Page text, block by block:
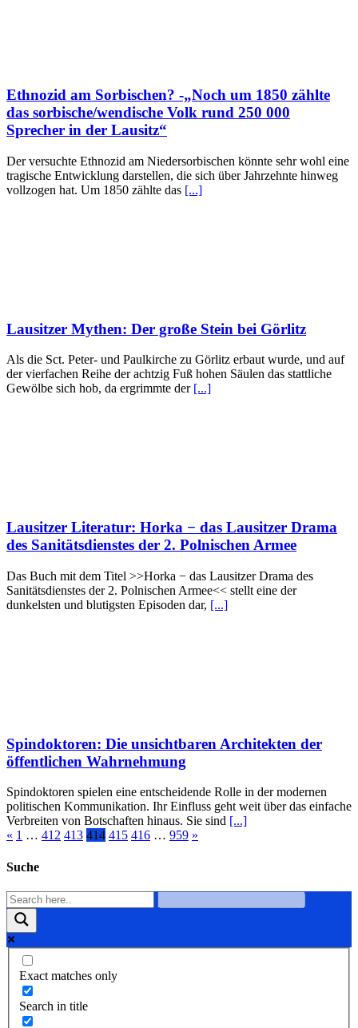
Ethnozid am Sorbischen? -„Noch um 1850 zählte
das sorbische/wendische Volk rund 250 000
Sprecher in der Lausitz“
Der versuchte Ethnozid am Niedersorbischen könnte sehr wohl eine
tragische Entwicklung darstellen, die sich über Jahrzehnte hinweg
vollzogen hat. Um 1850 zählte das [...]
Lausitzer Mythen: Der große Stein bei Görlitz
Als die Sct. Peter- und Paulkirche zu Görlitz erbaut wurde, und auf
der vierfachen Reihe der achtzig Fuß hohen Säulen das stattliche
Gewölbe sich hob, da ergrimmte der [...]
Lausitzer Literatur: Horka − das Lausitzer Drama
des Sanitätsdienstes der 2. Polnischen Armee
Das Buch mit dem Titel >>Horka − das Lausitzer Drama des
Sanitätsdienstes der 2. Polnischen Armee<< stellt eine der
dunkelsten und blutigsten Episoden dar, [...]
Spindoktoren: Die unsichtbaren Architekten der
öffentlichen Wahrnehmung
Spindoktoren spielen eine entscheidende Rolle in der modernen
politischen Kommunikation. Ihr Einfluss geht weit über das einfache
Verbreiten von Botschaften hinaus. Sie sind [...]
« 1 … 412 413 414 415 416 … 959 »
Suche
Exact matches only
Search in title